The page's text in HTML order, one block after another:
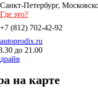
Санкт-Петербург,
Где это?
+7 (812) 702-42-92
autoprodix.ru
до 21.00
на карте